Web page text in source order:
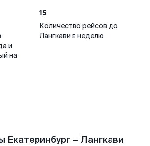
и
на
15
Количество рейсов до
Лангкави в неделю
Екатеринбург — Лангкави